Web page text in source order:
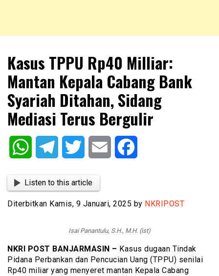
NKRIPOST
Kasus TPPU Rp40 Milliar:
Mantan Kepala Cabang Bank
Syariah Ditahan, Sidang
Mediasi Terus Bergulir
WhatsAppTelegram Twitter Email
Listen to this article
Diterbitkan Kamis, 9 Januari, 2025 by NKRIPOST
Isai Panantulu, S.H., M.H. (ist)
NKRI POST BANJARMASIN – Kasus dugaan Tindak
Pidana Perbankan dan Pencucian Uang (TPPU) senilai
Rp40 miliar yang menyeret mantan Kepala Cabang